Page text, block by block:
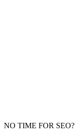
NO TIME FOR SEO?